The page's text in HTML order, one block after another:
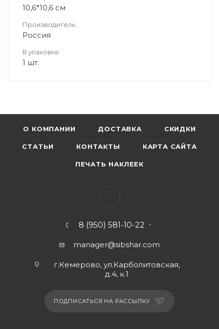
10,6*10,6 см
Производитель
Россия
В упаковке
1 шт.
О КОМПАНИИ ДОСТАВКА СКИДКИ
СТАТЬИ КОНТАКТЫ КАРТА САЙТА
ПЕЧАТЬ НАКЛЕЕК
8 (950) 581-10-22
manager@sibshar.com
г.Кемерово, ул.Карболитовская,
д.4, к.1
ПОДПИСАТЬСЯ НА РАССЫЛКУ